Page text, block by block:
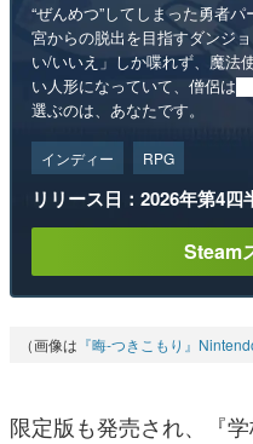
“ぜんめつ”してしまった勇者
宮からの脱出を目指すダンジ
い/いいえ」しか喋れず、魔法
い人形になっていて、僧侶は
選ぶのは、あなたです。
インディー RPG
リリース日：2026年第4四
Steam
（画像は 『晦-つきこもり』
限定版も発売され、『